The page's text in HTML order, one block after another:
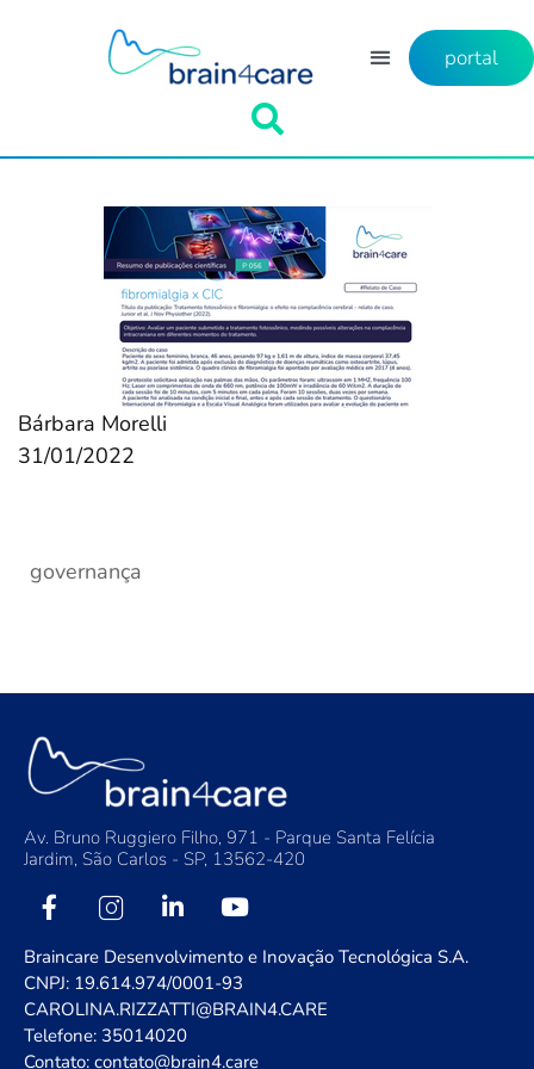
portal
Bárbara Morelli
31/01/2022
governança
Av. Bruno Ruggiero Filho, 971 - Parque Santa Felícia
Jardim, São Carlos - SP, 13562-420
Braincare Desenvolvimento e Inovação Tecnológica S.A.
CNPJ: 19.614.974/0001-93
CAROLINA.RIZZATTI@BRAIN4.CARE
Telefone: 35014020
Contato: contato@brain4.care